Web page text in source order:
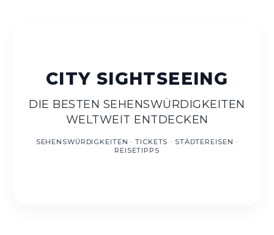
DIE BESTEN SEHENSWÜRDIGKEITEN
WELTWEIT ENTDECKEN